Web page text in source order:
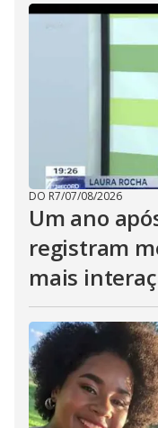
DO R7/07/08/2026
Um ano
registram
mais